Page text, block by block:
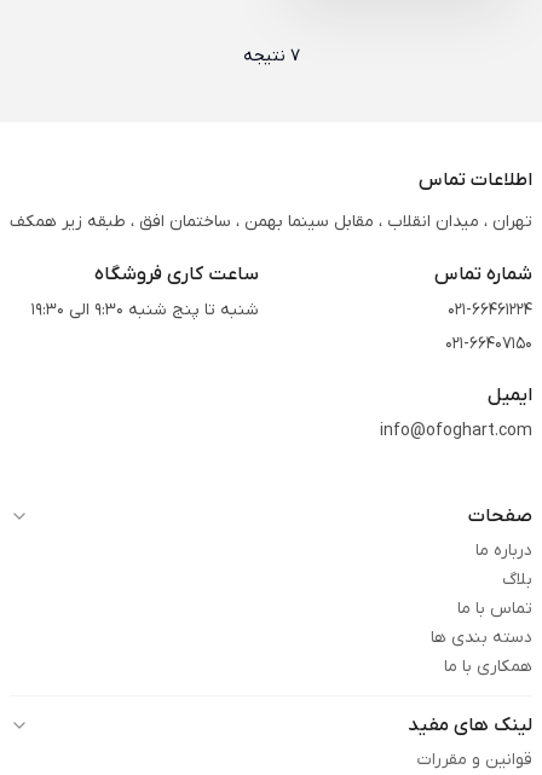
7 نتیجه
اطلاعات تماس
تهران ، میدان انقلاب ، مقابل سینما بهمن ، ساختمان افق ، طبقه زیر همکف
شماره تماس
021-66461224
021-66407150
ساعت کاری فروشگاه
شنبه تا پنج شنبه 9:30 الی 19:30
ایمیل
info@ofoghart.com
صفحات
درباره ما
بلاگ
تماس با ما
دسته بندی ها
همکاری با ما
لینک های مفید
قوانین و مقررات